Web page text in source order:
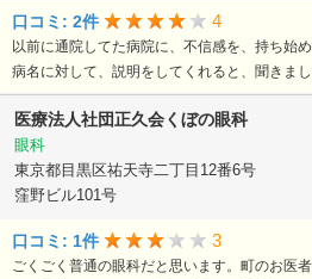
口コミ: 2件 4
以前に通院してた病院に、不信感を、持ち始
病名に対して、説明をしてくれると、聞きま
医療法人社団正久会くぼの眼科
眼科
東京都目黒区祐天寺二丁目12番6号
窪野ビル101号
口コミ: 1件 3
ごくごく普通の眼科だと思います。町のお医